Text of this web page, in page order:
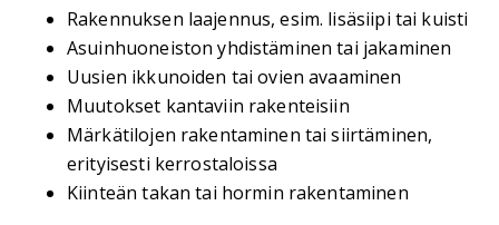
Rakennuksen laajennus, esim. lisäsiipi tai kuisti
Asuinhuoneiston yhdistäminen tai jakaminen
Uusien ikkunoiden tai ovien avaaminen
Muutokset kantaviin rakenteisiin
Märkätilojen rakentaminen tai siirtäminen,
erityisesti kerrostaloissa
Kiinteän takan tai hormin rakentaminen